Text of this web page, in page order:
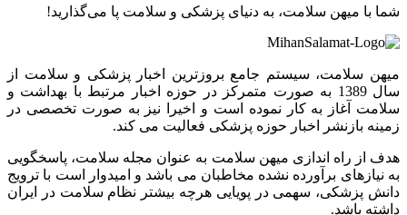
شما با میهن سلامت، به دنیای پزشکی و سلامت پا می‌گذارید!
میهن سلامت، سیستم جامع بروزترین اخبار پزشکی و سلامت از
سال 1389 به صورت متمرکز در حوزه اخبار مرتبط با بهداشت و
سلامت آغاز به کار نموده است و اخیرا نیز به صورت تخصصی در
زمینه بازنشر اخبار حوزه پزشکی فعالیت می کند.
هدف از راه اندازی میهن سلامت به عنوان مجله سلامت، پاسخگویی
به نیازهای برآورده نشده مخاطبان می باشد و امیدوار است با ترویج
دانش پزشکی، سهمی در پویایی هرچه بیشتر نظام سلامت در ایران
داشته باشد.